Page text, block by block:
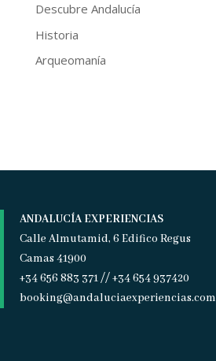
Descubre Andalucía
Historia
Arqueomanía
ANDALUCÍA EXPERIENCIAS
Calle Almutamid, 6 Edifico Regus
Camas 41900
+34 656 883 371 // +34 654 937420
booking@andaluciaexperiencias.com